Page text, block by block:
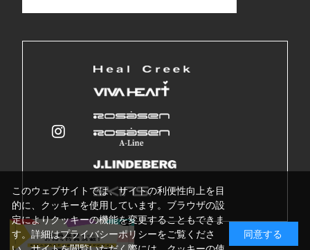
このウェブサイトでは、サイトの利便性向上を目
的に、クッキーを使用しています。ブラウザの設
定によりクッキーの機能を変更することもできま
す。詳細はプライバシーポリシーをご覧くださ
同意する